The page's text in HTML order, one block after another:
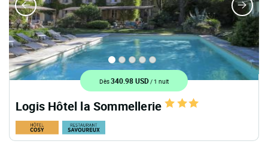
Dès340.98 USD/ 1 nuit
Logis Hôtel la Sommellerie